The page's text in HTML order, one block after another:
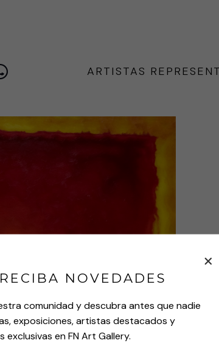
ARTISTAS
RECIBA NOVEDADES
comunidad y descubra antes que nadie
exposiciones, artistas destacados y
exclusivas en FN Art Gallery.